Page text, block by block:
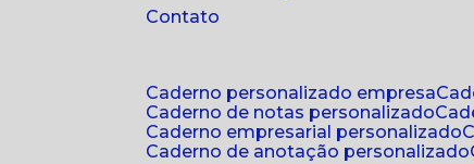
Contato
caderno personalizado empresa
caderno de notas personalizado
caderno empresarial personalizado
caderno de anotação personalizado